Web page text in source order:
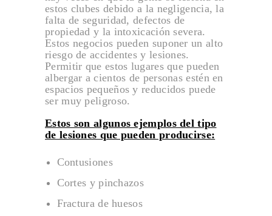
Accidentes de Baños
ACCIDENTES DE CAMIONES
Accidentes de Gasolineras
Accidentes de Golf
Accidentes de Guardias de Seguridad
Accidentes de Parques
Accidentes de Parques de Autocaravanas
Accidentes de Parques de Caravanas
Accidentes de Peleas en Bares
Accidentes de Piscinas
estos clubes debido a la negligencia, la
falta de seguridad, defectos de
propiedad y la intoxicación severa.
Estos negocios pueden suponer un alto
riesgo de accidentes y lesiones.
Permitir que estos lugares que pueden
albergar a cientos de personas estén en
espacios pequeños y reducidos puede
ser muy peligroso.
Estos son algunos ejemplos del tipo
de lesiones que pueden producirse:
Contusiones
Cortes y pinchazos
Fractura de huesos